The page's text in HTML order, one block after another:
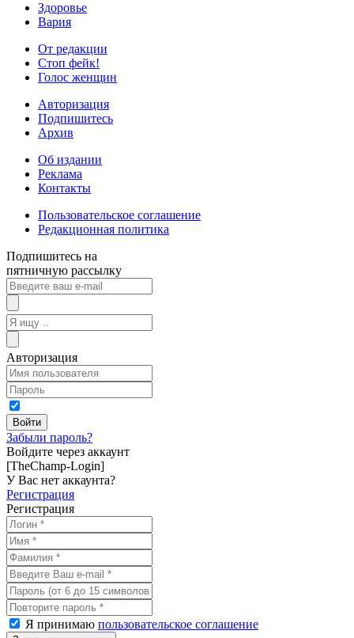
Здоровье
Вария
От редакции
Стоп фейк!
Голос женщин
Авторизация
Подпишитесь
Архив
Об издании
Реклама
Контакты
Пользовательское соглашение
Редакционная политика
Подпишитесь на
пятничную рассылку
Авторизация
Забыли пароль?
Войдите через аккаунт
[TheChamp-Login]
У Вас нет аккаунта?
Регистрация
Регистрация
Я принимаю пользовательское соглашение